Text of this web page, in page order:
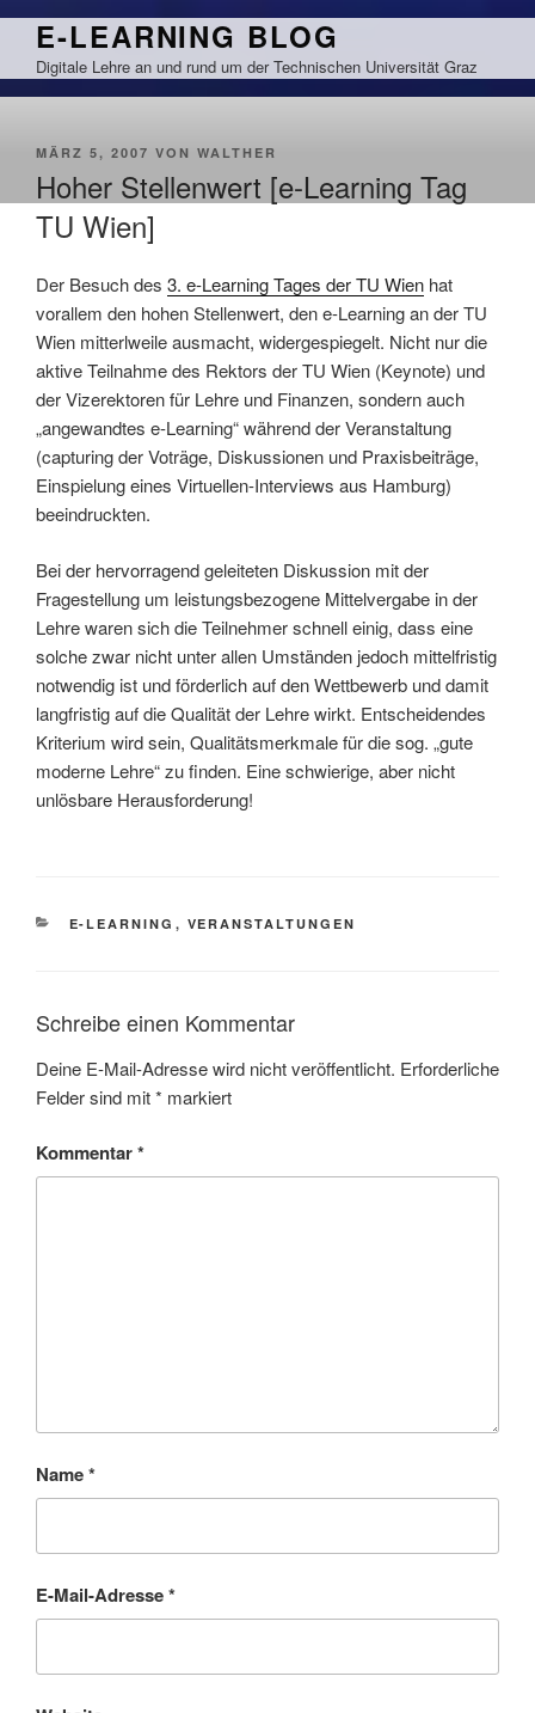
Zum
springen
E-LEARNING BLOG
Digitale Lehre an und rund um der Technischen Universität Graz
VERÖFFENTLICHT
MÄRZ 5, 2007 VON WALTHER
Hoher Stellenwert [e-Learning Tag
TU Wien]
Der Besuch des 3. e-Learning Tages der TU Wien hat
vorallem den hohen Stellenwert, den e-Learning an der TU
Wien mitterlweile ausmacht, widergespiegelt. Nicht nur die
aktive Teilnahme des Rektors der TU Wien (Keynote) und
der Vizerektoren für Lehre und Finanzen, sondern auch
„angewandtes e-Learning“ während der Veranstaltung
(capturing der Voträge, Diskussionen und Praxisbeiträge,
Einspielung eines Virtuellen-Interviews aus Hamburg)
beeindruckten.
Bei der hervorragend geleiteten Diskussion mit der
Fragestellung um leistungsbezogene Mittelvergabe in der
Lehre waren sich die Teilnehmer schnell einig, dass eine
solche zwar nicht unter allen Umständen jedoch mittelfristig
notwendig ist und förderlich auf den Wettbewerb und damit
langfristig auf die Qualität der Lehre wirkt. Entscheidendes
Kriterium wird sein, Qualitätsmerkmale für die sog. „gute
moderne Lehre“ zu finden. Eine schwierige, aber nicht
unlösbare Herausforderung!
KATEGORIEN
E-LEARNING , VERANSTALTUNGEN
Schreibe einen Kommentar
Deine E-Mail-Adresse wird nicht veröffentlicht. Erforderliche
Felder sind mit* markiert
Kommentar*
Name*
E-Mail-Adresse*